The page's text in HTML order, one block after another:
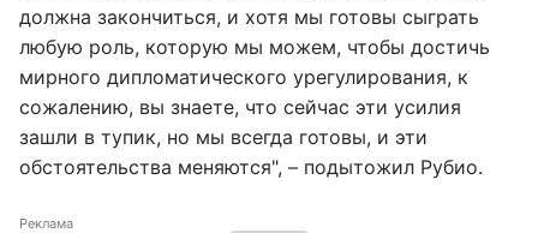
должна закончиться, и хотя мы готовы сыграть
любую роль, которую мы можем, чтобы достичь
мирного дипломатического урегулирования, к
сожалению, вы знаете, что сейчас эти усилия
зашли в тупик, но мы всегда готовы, и эти
обстоятельства меняются", – подытожил Рубио.
Реклама